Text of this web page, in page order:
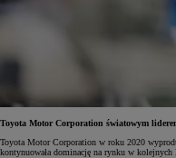
Toyota Motor Corporation światowym
Toyota Motor Corporation w roku 2020
kontynuowała dominację na rynku w